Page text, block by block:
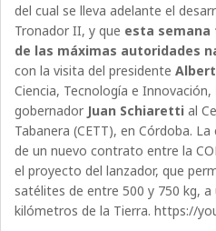
del cual se lleva adelante el
Tronador II, y que esta
de las máximas autoridades
con la visita del presidente
Ciencia, Tecnología e Innovación,
gobernador Juan Schiaretti al
Tabanera (CETT), en Córdoba.
de un nuevo contrato entre la
el proyecto del lanzador, que
satélites de entre 500 y 750 kg,
kilómetros de la Tierra. https://